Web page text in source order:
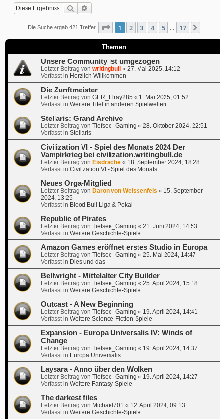
Suche
Die Suche ergab 421 Treffer Seite 1von 17
1 2 3 4 5 17
Themen
Unsere Community ist umgezogen
Letzter Beitrag von writingbull « 27. Mai 2025, 14:12
Verfasst in Herzlich Willkommen
Die Zunftmeister
Letzter Beitrag von GER_Elray285 « 1. Mai 2025, 01:52
Verfasst in Weitere Titel in anderen Spielwelten
Stellaris: Grand Archive
Letzter Beitrag von Tiefsee_Gaming « 28. Oktober 2024, 22:51
Verfasst in Stellaris
Civilization VI - Spiel des Monats 2024 Der
Vampirkrieg bei civilization.writingbull.de
Letzter Beitrag von Eisdrache « 18. September 2024, 18:28
Verfasst in Civilization VI - Spiel des Monats
Neues Orga-Mitglied
Letzter Beitrag von Daron von Weissenfels « 15. September
2024, 13:25
Verfasst in Blood Bull Liga & Pokal
Republic of Pirates
Letzter Beitrag von Tiefsee_Gaming « 21. Juni 2024, 14:53
Verfasst in Weitere Geschichte-Spiele
Amazon Games eröffnet erstes Studio in Europa
Letzter Beitrag von Tiefsee_Gaming « 25. Mai 2024, 14:47
Verfasst in Dies und das
Bellwright - Mittelalter City Builder
Letzter Beitrag von Tiefsee_Gaming « 25. April 2024, 15:18
Verfasst in Weitere Geschichte-Spiele
Outcast - A New Beginning
Letzter Beitrag von Tiefsee_Gaming « 19. April 2024, 14:41
Verfasst in Weitere Science-Fiction-Spiele
Expansion - Europa Universalis IV: Winds of
Change
Letzter Beitrag von Tiefsee_Gaming « 19. April 2024, 14:37
Verfasst in Europa Universalis
Laysara - Anno über den Wolken
Letzter Beitrag von Tiefsee_Gaming « 19. April 2024, 14:27
Verfasst in Weitere Fantasy-Spiele
The darkest files
Letzter Beitrag von Michael701 « 12. April 2024, 09:13
Verfasst in Weitere Geschichte-Spiele